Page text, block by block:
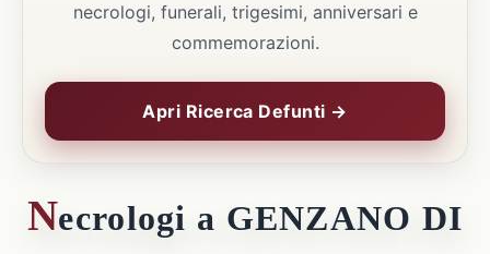
necrologi, funerali, trigesimi, anniversari e
commemorazioni.
Apri Ricerca Defunti →
Necrologi a GENZANO DI